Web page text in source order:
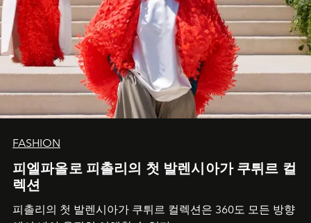
FASHION
피엘파올로 피촐리의 첫 발렌시아가 쿠튀르 컬
렉션
피촐리의 첫 발렌시아가 쿠튀르 컬렉션은 360도 모든 방향